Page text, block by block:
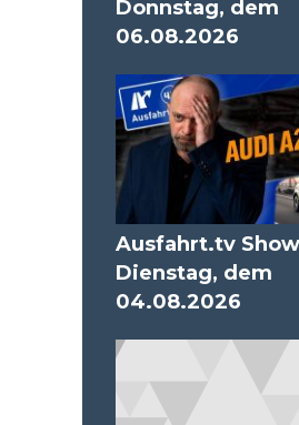
Donnstag, dem
06.08.2026
Ausfahrt.tv
Dienstag, dem
04.08.2026